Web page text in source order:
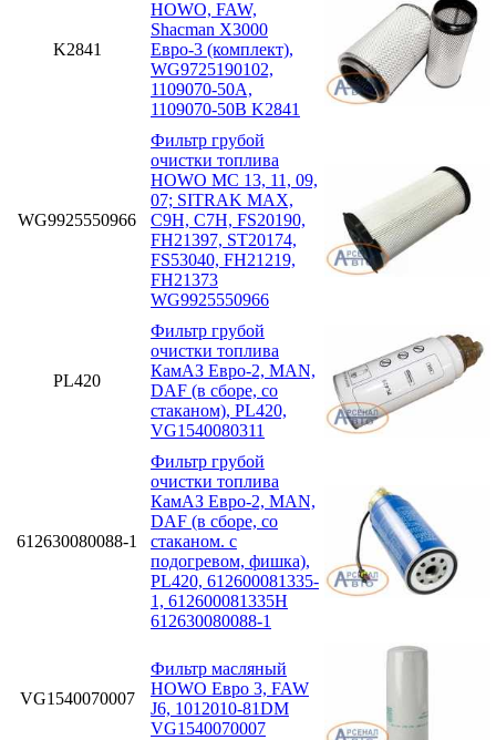
K2841
HOWO, FAW,
Shacman X3000
Евро-3 (комплект),
WG9725190102,
1109070-50A,
1109070-50B K2841
WG9925550966
Фильтр грубой
очистки топлива
HOWO MC 13, 11, 09,
07; SITRAK MAX,
C9H, C7H, FS20190,
FH21397, ST20174,
FS53040, FH21219,
FH21373
WG9925550966
PL420
Фильтр грубой
очистки топлива
КамАЗ Евро-2, MAN,
DAF (в сборе, со
стаканом), PL420,
VG1540080311
612630080088-1
Фильтр грубой
очистки топлива
КамАЗ Евро-2, MAN,
DAF (в сборе, со
стаканом. с
подогревом, фишка),
PL420, 612600081335-
1, 612600081335H
612630080088-1
VG1540070007
Фильтр масляный
HOWO Евро 3, FAW
J6, 1012010-81DM
VG1540070007